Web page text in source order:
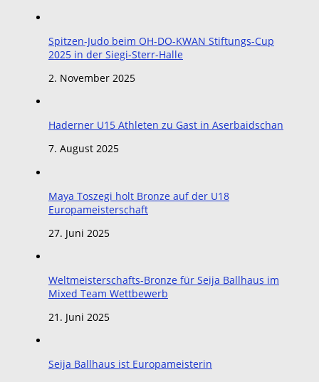
Spitzen-Judo beim OH-DO-KWAN Stiftungs-Cup
2025 in der Siegi-Sterr-Halle
2. November 2025
Haderner U15 Athleten zu Gast in Aserbaidschan
7. August 2025
Maya Toszegi holt Bronze auf der U18
Europameisterschaft
27. Juni 2025
Weltmeisterschafts-Bronze für Seija Ballhaus im
Mixed Team Wettbewerb
21. Juni 2025
Seija Ballhaus ist Europameisterin